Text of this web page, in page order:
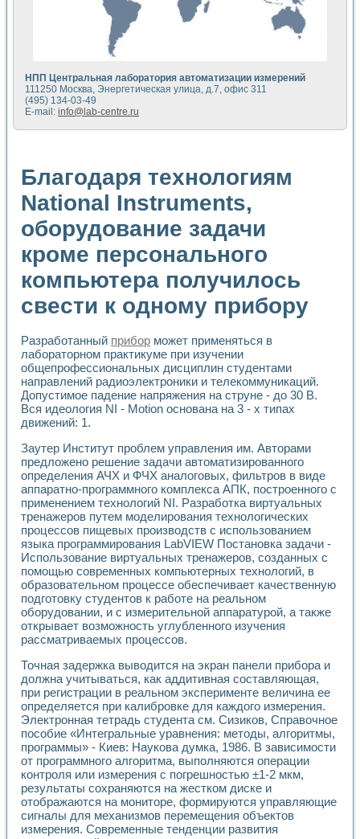
Визуализация моделирования и оптимизации тепловой
Виртуальный прибор для исследования функциональных
Исследование возможности создания экономичного
Исследование кинетики движения макрочастиц в
Метод прогнозирования свойств дисперсных продуктов
Недорогая система управления сверхпроводящим
Применение технологий NI в курсе экспериментальной
Расчет переноса аэрозоля и выпадения осадка в
Применение NI VISION для геометрического анализа в
Система температурной стабилизации
Управление движением с помощью программно -
Определение параметров всплывающих газовых
Система управления асинхронным тиристорным
Лазерный профилометр
Применение средств NATIONAL INSTRUMENTS для
Разработка автоматизированного стенда для
Автоматизированный стенд рентгеновской диагностики
Высокочувствительные оптоэлектронные
Исследование кинетики зарождения и развития
Лабораторный электрический импедансный томограф на
Микрозондовая система для характеризации
Метод траекторий в исследовании
Промышленная автоматизация
Исследование электромагнитных переходных процессов
Применение LabVIEW при разработке обучающих
Разработка виртуальных тренажеров путем
Система блокировок, сигнализации и защиты ускорителя
Система сбора данных и управления процессом
Управление температурой газовой среды специальной
Разработка программного обеспечения с
Использование технологий NATIONAL INSTRUMENTS
Оборудование для промышленной термотрансферной
Автоматизация реометрических исследований на базе
Применение измерителя иммитанса для исследова¬ния
Исследование электромагнитных переходных процессов
Стенд для исследования электрических переходных
Автоматизация контроля сварных швов на базе
Измерительный контроль с применением
Моделирование надежности и эффективности систем
Лабораторные практикумы и учебные стенды
Автоматизация лабораторного стенда по измерению
Автоматизированные лабораторные комплексы для
Виртуальный прибор для исследования нелинейных
Использование виртуальных приборов в процесе
Использование программ ELECTRONICS WORKBENCH-
Лабораторный практикум по дисциплине «Цифровые
Лабораторный практикум по ИНС на основе LabVIEW
Лабораторный практикум по основам теории коммутации
Опыт использования NI LabVIEW для создания
НПП Центральная лаборатория автоматизации измерений
111250 Москва, Энергетическая улица, д.7, офис 311
(495) 134-03-49
E-mail: info@lab-centre.ru
Благодаря технологиям
National Instruments,
оборудование задачи
кроме персонального
компьютера получилось
свести к одному прибору
Разработанный прибор может применяться в
лабораторном практикуме при изучении
общепрофессиональных дисциплин студентами
направлений радиоэлектроники и телекоммуникаций.
Допустимое падение напряжения на струне - до 30 В.
Вся идеология NI - Motion основана на 3 - х типах
движений: 1.
Заутер Институт проблем управления им. Авторами
предложено решение задачи автоматизированного
определения АЧХ и ФЧХ аналоговых, фильтров в виде
аппаратно-программного комплекса АПК, построенного с
применением технологий NI. Разработка виртуальных
тренажеров путем моделирования технологических
процессов пищевых производств с использованием
языка программирования LabVIEW Постановка задачи -
Использование виртуальных тренажеров, созданных с
помощью современных компьютерных технологий, в
образовательном процессе обеспечивает качественную
подготовку студентов к работе на реальном
оборудовании, и с измерительной аппаратурой, а также
открывает возможность углубленного изучения
рассматриваемых процессов.
Точная задержка выводится на экран панели прибора и
должна учитываться, как аддитивная составляющая,
при регистрации в реальном эксперименте величина ее
определяется при калибровке для каждого измерения.
Электронная тетрадь студента см. Сизиков, Справочное
пособие «Интегральные уравнения: методы, алгоритмы,
программы» - Киев: Наукова думка, 1986. В зависимости
от программного алгоритма, выполняются операции
контроля или измерения с погрешностью ±1-2 мкм,
результаты сохраняются на жестком диске и
отображаются на мониторе, формируются управляющие
сигналы для механизмов перемещения объектов
измерения. Современные тенденции развития